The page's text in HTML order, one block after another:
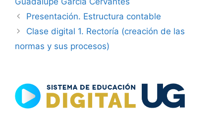
Presentación. Estructura contable
Clase digital 1. Rectoría (creación de las
normas y sus procesos)